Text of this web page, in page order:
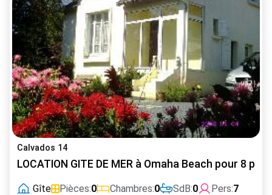
Calvados 14
LOCATION GITE DE MER à Omaha Beach pour 8
Gîte Pièces:0 Chambres:0 SdB:0 Pers:7